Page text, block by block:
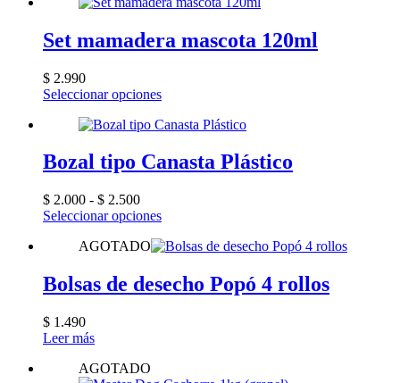
Set mamadera mascota 120ml
$ 2.990
Seleccionar opcionesEste
tiene
variantes.
Las
pueden
elegir
en
página
Bozal tipo Canasta Plástico
$ 2.000 - $ 2.500Rango
de
desde
hasta
$ 2.500
Seleccionar opcionesEste
tiene
variantes.
Las
AGOTADO
Bolsas de desecho Popó 4 rollos
$ 1.490
Leer más
AGOTADO